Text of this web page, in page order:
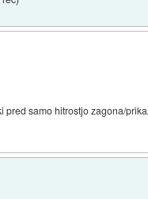
samo hitrostjo zagona/